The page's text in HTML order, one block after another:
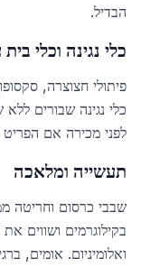
הבדיל.
כלי נגינה וכלי
לפני מכירה אם
תעשייה ומלאכה
שבבי כרסום וחריטה
בקילוגרמים ושווים
ואלומיניום. אומים,